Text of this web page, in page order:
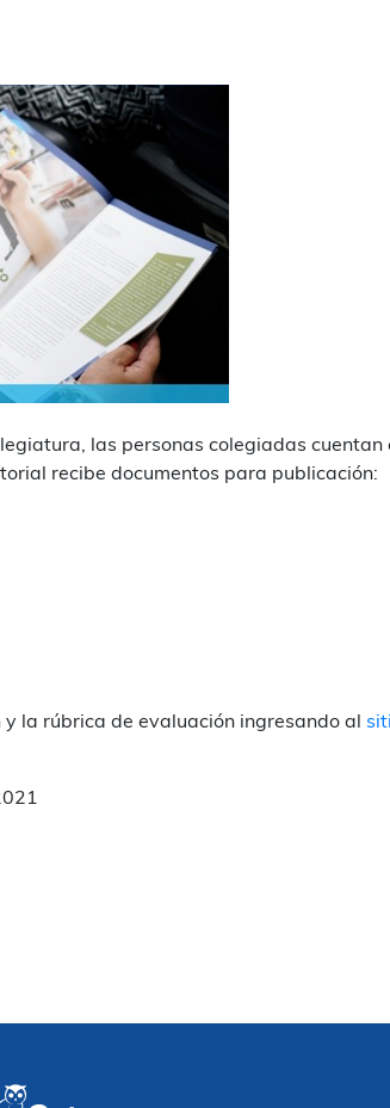
las personas colegiadas
recibe documentos para publicación:
la rúbrica de evaluación ingresando al